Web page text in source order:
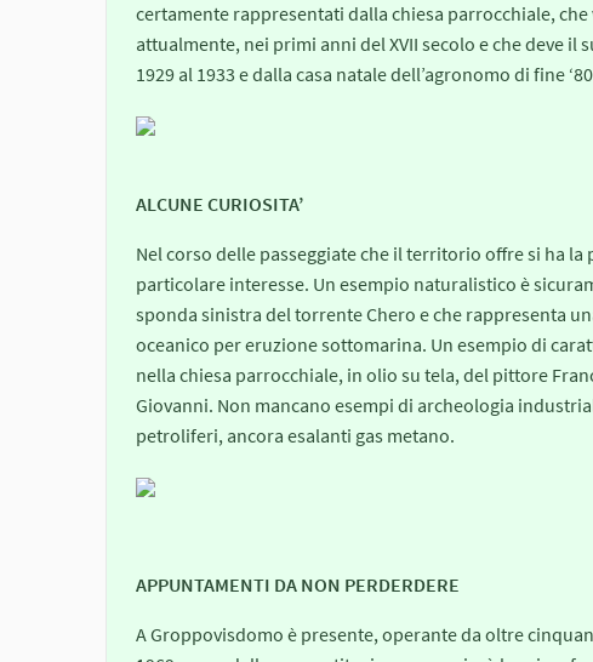
certamente rappresentati dalla chiesa parrocchiale,
attualmente, nei primi anni del XVII secolo e che deve
1929 al 1933 e dalla casa natale dell’agronomo di fine
ALCUNE CURIOSITA’
Nel corso delle passeggiate che il territorio offre si ha
particolare interesse. Un esempio naturalistico è
sponda sinistra del torrente Chero e che rappresenta
oceanico per eruzione sottomarina. Un esempio di
nella chiesa parrocchiale, in olio su tela, del pittore
Giovanni. Non mancano esempi di archeologia
petroliferi, ancora esalanti gas metano.
APPUNTAMENTI DA NON PERDERDERE
A Groppovisdomo è presente, operante da oltre